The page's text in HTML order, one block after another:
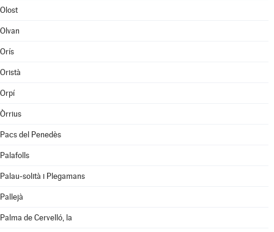
Olost
Olvan
Orís
Oristà
Orpí
Òrrius
Pacs del Penedès
Palafolls
Palau-solità i Plegamans
Pallejà
Palma de Cervelló, la